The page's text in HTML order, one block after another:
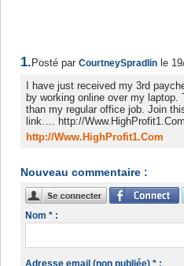
1. Posté parCourtneySpradlin le
I have just received my 3rd
by working online over my
than my regular office job. Join
link…. http://Www.HighProfit1.Com
http://Www.HighProfit1.Com
Nouveau commentaire :
Nom * :
Adresse email (non publiée) * :